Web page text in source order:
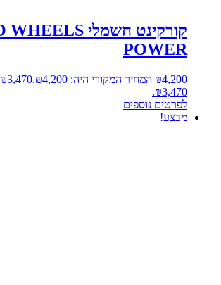
POWER
₪4,200 המחיר המקורי היה: ₪4,200. ₪3,470
₪3,470.
לפרטים נוספים
מבצע!